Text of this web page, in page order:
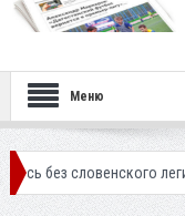
Меню
легионера